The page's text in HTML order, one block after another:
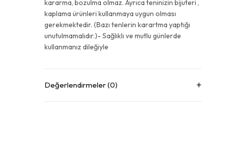
kararma, bozulma olmaz. Ayrıca teninizin bijuteri ,
kaplama ürünleri kullanmaya uygun olması
gerekmektedir. (Bazı tenlerin karartma yaptığı
unutulmamalıdır.)- Sağlıklı ve mutlu günlerde
kullanmanız dileğiyle
Değerlendirmeler (0)